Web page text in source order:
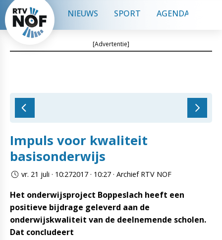
NIEUWS SPORT AGENDA
[Advertentie]
Impuls voor kwaliteit
basisonderwijs
vr. 21 juli · 10:272017 · 10:27 · Archief RTV NOF
Het onderwijsproject Boppeslach heeft een
positieve bijdrage geleverd aan de
onderwijskwaliteit van de deelnemende scholen.
Dat concludeert